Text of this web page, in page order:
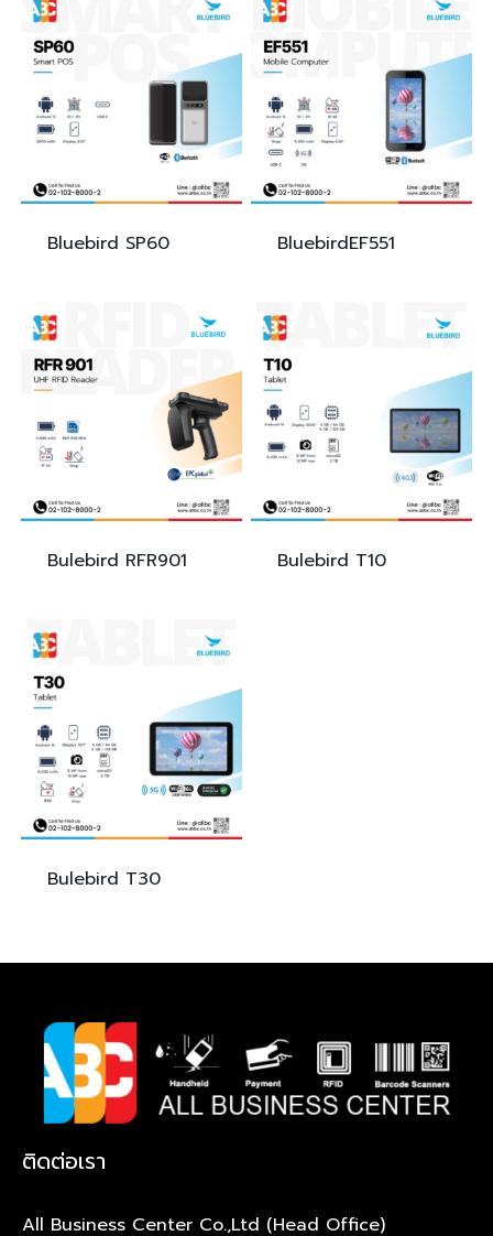
Bluebird SP60 BluebirdEF551
Bulebird RFR901 Bulebird T10
Bulebird T30
ติดต่อเรา
All Business Center Co.,Ltd (Head Office)